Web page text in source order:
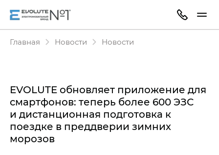
Главная Новости Новости
EVOLUTE обновляет приложение для
смартфонов: теперь более 600 ЭЗС
и дистанционная подготовка к
поездке в преддверии зимних
морозов